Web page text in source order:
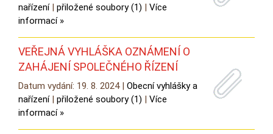
nařízení| přiložené soubory (1) | Více
informací »
VEŘEJNÁ VYHLÁŠKA OZNÁMENÍ O
ZAHÁJENÍ SPOLEČNÉHO ŘÍZENÍ
Datum vydání: 19. 8. 2024 | Obecní vyhlášky a
nařízení| přiložené soubory (1) | Více
informací »